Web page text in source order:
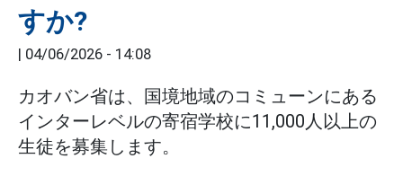
すか?
| 04/06/2026 - 14:08
カオバン省は、国境地域のコミューンにある
インターレベルの寄宿学校に11,000人以上の
生徒を募集します。